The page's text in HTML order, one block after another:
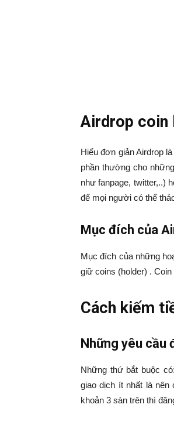
Airdrop coin
Hiểu đơn giản Airdrop
phần thường cho
như fanpage, twitter,..)
để mọi người có thể
Mục đích của
Mục đích của những
giữ coins (holder) .
Cách kiếm
Những yêu cầu
Những thứ bắt buộc
giao dịch ít nhất là
khoản 3 sàn trên thì